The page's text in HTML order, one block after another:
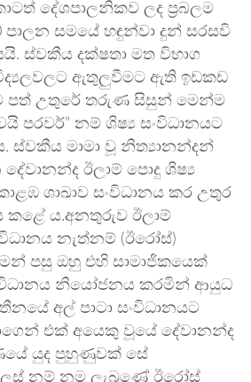
දේශපාලනිකව ලද ප්‍රබලම
පාලන සමයේ හඳුන්වා දුන් සරසවි
ස්වකීය දක්ෂතා මත විභාග
ඇතුලුවීමට ඇති ඉඩකඩ
පත් උතුරේ තරුණ සිසුන් මෙන්ම
පරවර්” නම් ශිෂ්‍ය සංවිධානයට
ස්වකීය මාමා වූ නිත්‍යානන්දන්
ඊලාම් පොදු ශිෂ්‍ය
ශාඛාව සංවිධානය කර උතුර
ය.අනතුරුව ඊලාම්
නැත්නම් (ඊරෝස්)
පසු ඔහු එහි සාමාජිකයෙක්
නියෝජනය කරමින් ආයුධ
අල් පාටා සංවිධානයට
එක් අයෙකු වූයේ දේවානන්ද
යුද පුහුණුවක් සේ
නම් නම ලැබුණේ ඊරෝස්